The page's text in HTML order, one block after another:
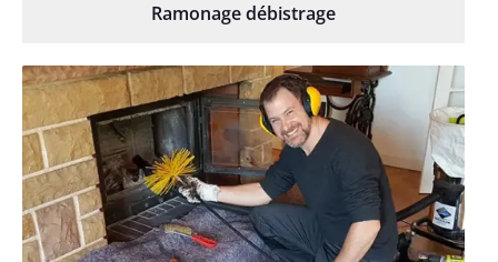
Ramonage débistrage